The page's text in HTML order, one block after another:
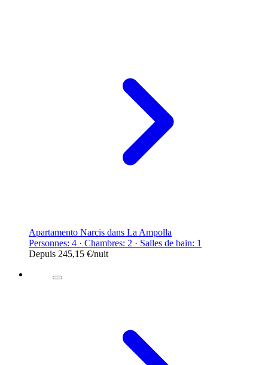
Apartamento Narcis dans La Ampolla
Personnes: 4 · Chambres: 2 · Salles de bain: 1
Depuis 245,15 €/nuit